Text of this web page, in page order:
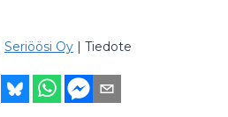
Seriöösi Oy | Tiedote